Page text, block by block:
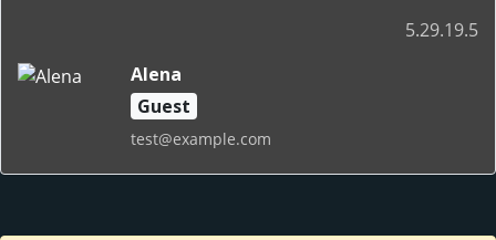
5.29.19.5
Alena
Guest
test@example.com